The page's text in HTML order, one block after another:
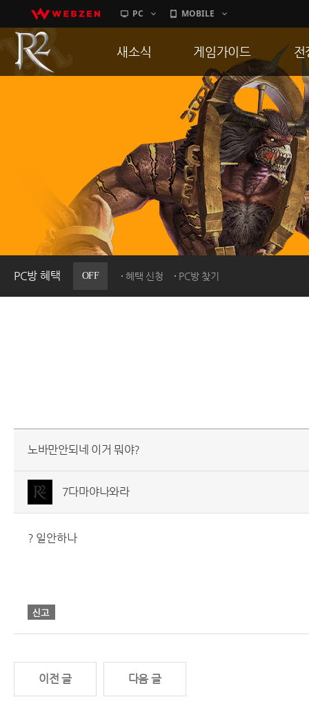
PC MOBILE
PC방 혜택 OFF 혜택 신청 PC방 찾기
새소식
이벤트
히스토리
PC방으로간다
게임가이드
게임 특징
서버가이드
신병훈련소
세부가이드
통합보급센터
전
통
공
노바만안되네 이거 뭐야?
7다마야나와라
? 일안하나
이전 글 다음 글